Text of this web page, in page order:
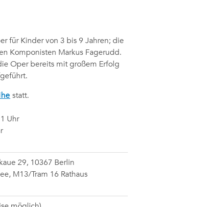
für Kinder von 3 bis 9 Jahren; die
Komponisten Markus Fagerudd.
Oper bereits mit großem Erfolg
statt.
Uhr
29, 10367 Berlin
M13/Tram 16 Rathaus